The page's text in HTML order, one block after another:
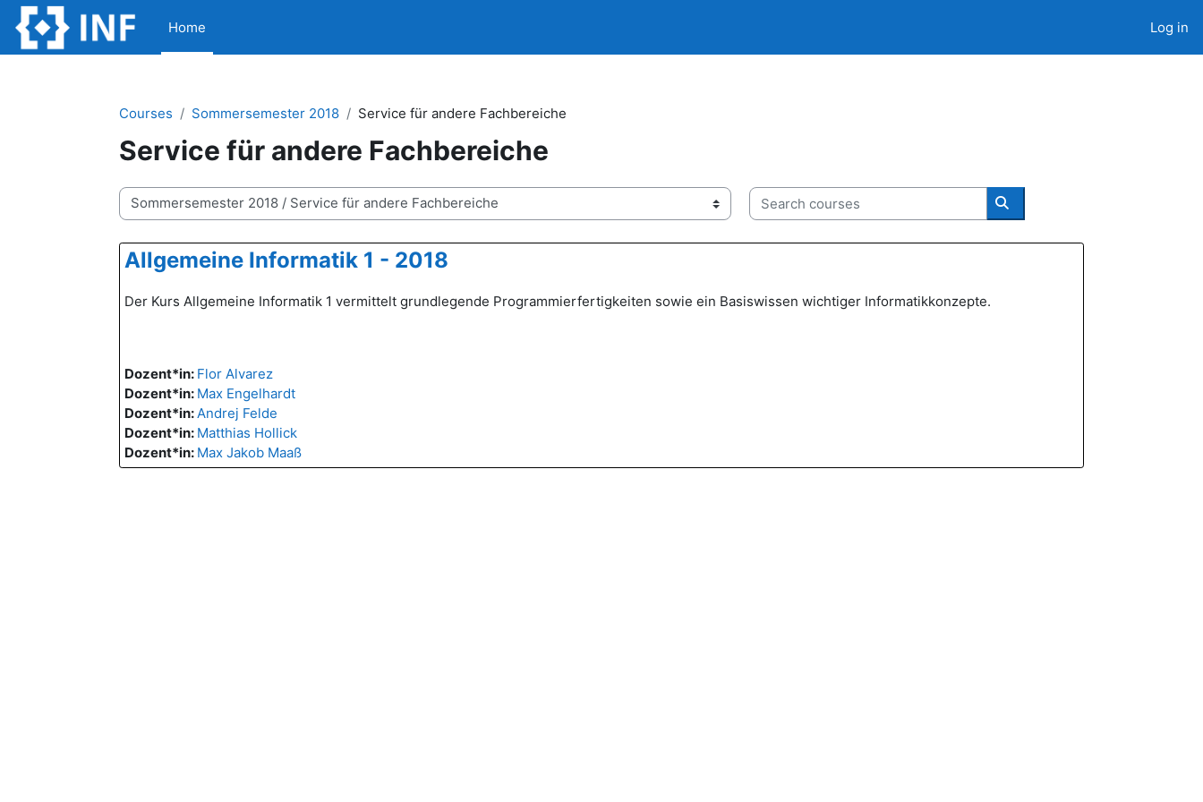
Skip to main content
Home
Log in
Courses Sommersemester 2018 Service für andere Fachbereiche
Service für andere Fachbereiche
Course categories
Search courses
Search courses
Allgemeine Informatik 1 - 2018
Der Kurs Allgemeine Informatik 1 vermittelt grundlegende Programmierfertigkeiten sowie ein Basiswissen wichtiger Informatikkonzepte.
Dozent*in: Flor Alvarez
Dozent*in: Max Engelhardt
Dozent*in: Andrej Felde
Dozent*in: Matthias Hollick
Dozent*in: Max Jakob Maaß